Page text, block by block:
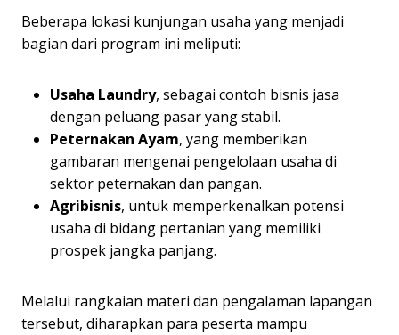
Beberapa lokasi kunjungan usaha yang menjadi
bagian dari program ini meliputi:
Usaha Laundry, sebagai contoh bisnis jasa
dengan peluang pasar yang stabil.
Peternakan Ayam, yang memberikan
gambaran mengenai pengelolaan usaha di
sektor peternakan dan pangan.
Agribisnis, untuk memperkenalkan potensi
usaha di bidang pertanian yang memiliki
prospek jangka panjang.
Melalui rangkaian materi dan pengalaman lapangan
tersebut, diharapkan para peserta mampu